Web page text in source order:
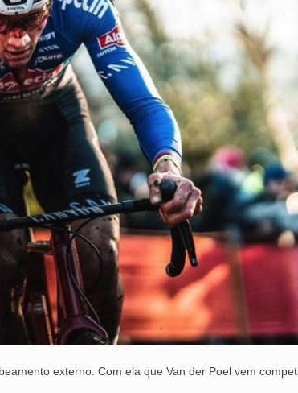
externo. Com ela que Van der Poel vem